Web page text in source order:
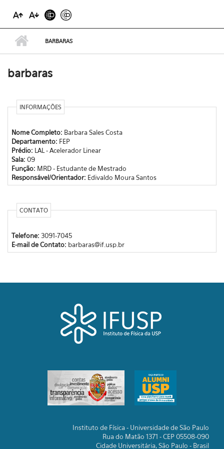
BARBARAS
barbaras
INFORMAÇÕES
Nome Completo: Barbara Sales Costa
Departamento: FEP
Prédio: LAL - Acelerador Linear
Sala: 09
Função: MRD - Estudante de Mestrado
Responsável/Orientador: Edivaldo Moura Santos
CONTATO
Telefone: 3091-7045
E-mail de Contato: barbaras@if.usp.br
Instituto de Física - Universidade de São Paulo
Rua do Matão 1371 - CEP 05508-090
Cidade Universitária, São Paulo - Brasil